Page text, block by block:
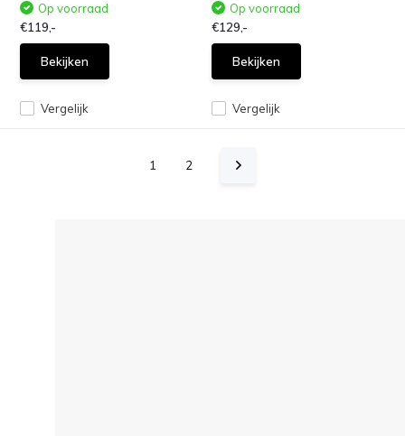
Vergelijk
Op voorraad
€119,-
Bekijken
Vergelijk
Op voorraad
€129,-
Bekijken
1 2